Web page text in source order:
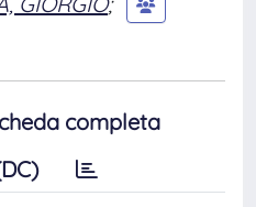
completa